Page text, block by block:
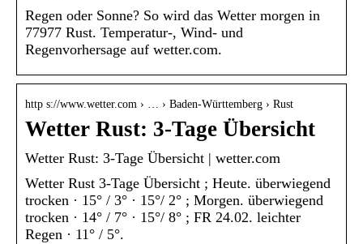
Regen oder Sonne? So wird das Wetter morgen in
77977 Rust. Temperatur-, Wind- und
Regenvorhersage auf wetter.com.
http s://www.wetter.com › … › Baden-Württemberg › Rust
Wetter Rust: 3-Tage Übersicht
Wetter Rust: 3-Tage Übersicht | wetter.com
Wetter Rust 3-Tage Übersicht ; Heute. überwiegend
trocken · 15° / 3° · 15°/ 2° ; Morgen. überwiegend
trocken · 14° / 7° · 15°/ 8° ; FR 24.02. leichter
Regen · 11° / 5°.